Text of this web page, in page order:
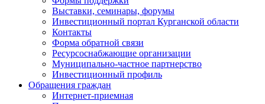
Выставки, семинары, форумы
Инвестиционный портал Курганской области
Контакты
Форма обратной связи
Ресурсоснабжающие организации
Муниципально-частное партнерство
Инвестиционный профиль
Обращения граждан
Интернет-приемная